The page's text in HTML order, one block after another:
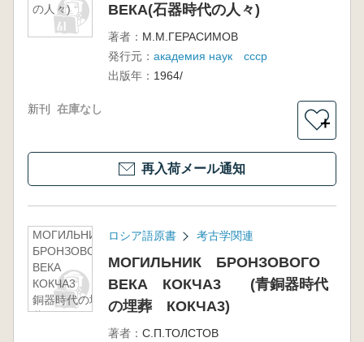
の人々)
ВЕКА(石器時代の人々)
著者： М.М.ГЕРАСИМОВ
発行元： академия наук ссср
出版年： 1964/
新刊 在庫なし
＋
再入荷メール通知
МОГИЛЬНИК
БРОНЗОВОГО
ВЕКА
КОКЧА3 (青
銅器時代の埋
葬 КОКЧА3)
ロシア語原書 考古学関連
МОГИЛЬНИК БРОНЗОВОГО
ВЕКА КОКЧА3 (青銅器時代
の埋葬 КОКЧА3)
著者： С.П.ТОЛСТОВ